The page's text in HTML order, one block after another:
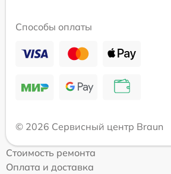
Способы оплаты
© 2026 Сервисный центр Braun
Стоимость ремонта
Оплата и доставка